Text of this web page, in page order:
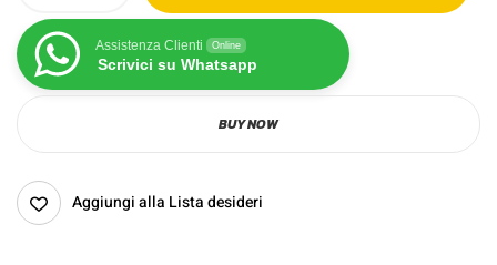
Assistenza Clienti Online
Scrivici su Whatsapp
BUY NOW
Aggiungi alla Lista desideri